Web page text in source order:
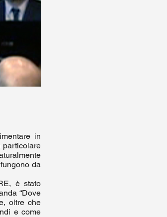
in
particolare
da
è stato
“Dove
oltre che
e come